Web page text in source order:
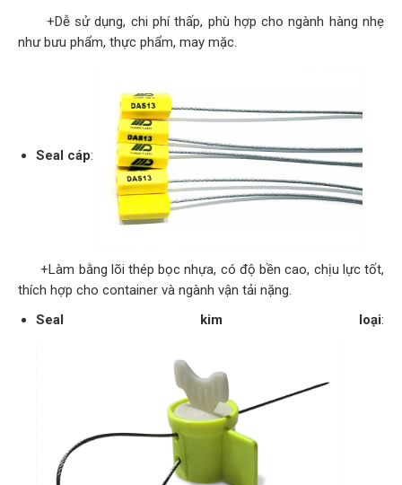
+Dễ sử dụng, chi phí thấp, phù hợp cho ngành hàng nhẹ
như bưu phẩm, thực phẩm, may mặc.
Seal cáp:
+Làm bằng lõi thép bọc nhựa, có độ bền cao, chịu lực tốt,
thích hợp cho container và ngành vận tải nặng.
Seal kim loại: